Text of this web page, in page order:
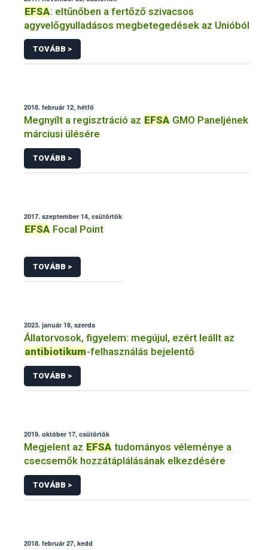
EFSA: eltűnőben a fertőző szivacsos
agyvelőgyulladásos megbetegedések az Unióból
TOVÁBB >
2018. február 12, hétfő
Megnyílt a regisztráció az EFSA GMO Paneljének
márciusi ülésére
TOVÁBB >
2017. szeptember 14, csütörtök
EFSA Focal Point
TOVÁBB >
2023. január 18, szerda
Állatorvosok, figyelem: megújul, ezért leállt az
antibiotikum-felhasználás bejelentő
TOVÁBB >
2019. október 17, csütörtök
Megjelent az EFSA tudományos véleménye a
csecsemők hozzátáplálásának elkezdésére
TOVÁBB >
2018. február 27, kedd